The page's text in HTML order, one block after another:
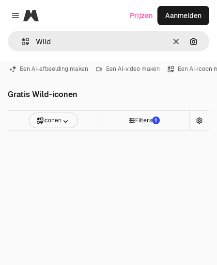
Close menu
Magnific
Wissen
Prijzen Aanmelden
Een AI-afbeelding maken Een AI-video maken Een AI-icoon
Gratis Wild-iconen
Iconen Filters 1